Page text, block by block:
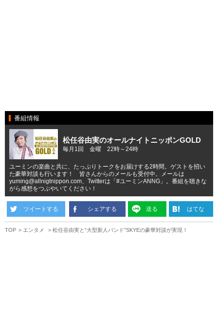
番組情報
松任谷由実のオールナイトニッポンGOLD
毎月1回 金曜 22時～24時
ユーミンの楽曲と共に、たっぷりトークをお届けする2時間。ゲストを招い
た豪華対談も行います！ 皆さんからのメールも受付中。メールは
yuming@allnigtnippon.com、Twitterは「#ユーミンANNG」。番組を聴きな
がら感想をつぶやいてください！
ツイートする シェアする 送る はてな
TOP エンタメ 松任谷由実と“大型新人バンド”SKYEの豪華対談が実現！